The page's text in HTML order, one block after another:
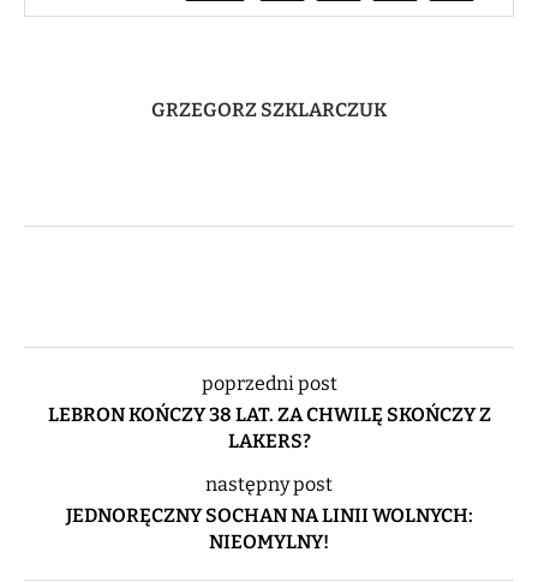
GRZEGORZ SZKLARCZUK
poprzedni post
LEBRON KOŃCZY 38 LAT. ZA CHWILĘ SKOŃCZY Z
LAKERS?
następny post
JEDNORĘCZNY SOCHAN NA LINII WOLNYCH:
NIEOMYLNY!